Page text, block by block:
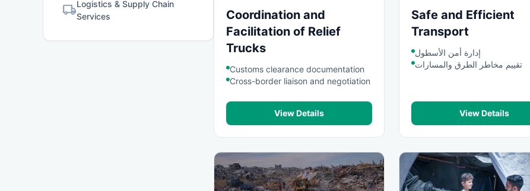
local_shippingLogistics & Supply Chain
Services
Coordination and
Facilitation of Relief
Trucks
Customs clearance documentation
Cross-border liaison and negotiation
View Details
Safe and Efficient
Transport
إدارة أمن الأسطول
تقييم مخاطر الطرق والمسارات
View Details